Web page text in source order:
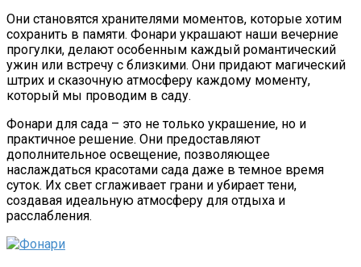
Они становятся хранителями моментов, которые хотим
сохранить в памяти. Фонари украшают наши вечерние
прогулки, делают особенным каждый романтический
ужин или встречу с близкими. Они придают магический
штрих и сказочную атмосферу каждому моменту,
который мы проводим в саду.
Фонари для сада – это не только украшение, но и
практичное решение. Они предоставляют
дополнительное освещение, позволяющее
наслаждаться красотами сада даже в темное время
суток. Их свет сглаживает грани и убирает тени,
создавая идеальную атмосферу для отдыха и
расслабления.